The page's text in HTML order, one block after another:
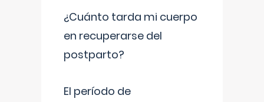
¿Cuánto tarda mi cuerpo
en recuperarse del
postparto?
El período de